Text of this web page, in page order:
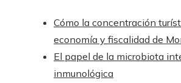
Cómo la concentración
economía y fiscalidad de
El papel de la microbiota
inmunológica